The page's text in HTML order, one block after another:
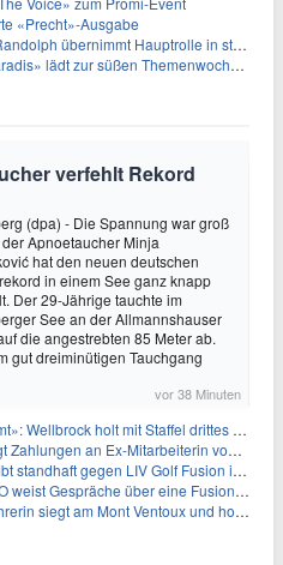
«Precht»-Ausgabe
Hauptrolle in starbesetzter schwarzer Komödie
lädt zur süßen Themenwoche ein
verfehlt Rekord
(dpa) - Die Spannung war groß
Apnoetaucher Minja
hat den neuen deutschen
in einem See ganz knapp
Der 29-Jährige tauchte im
See an der Allmannshauser
die angestrebten 85 Meter ab.
gut dreiminütigen Tauchgang
vor 38 Minuten
Wellbrock holt mit Staffel drittes EM-Gold
an Ex-Mitarbeiterin von Infantino
gegen LIV Golf Fusion in einem sich wandelnden Sportumfeld
über eine Fusion mit LIV Golf zurück und bekräftigt die Wettbewerbslandschaft
siegt am Mont Ventoux und holt Tour-Gelb